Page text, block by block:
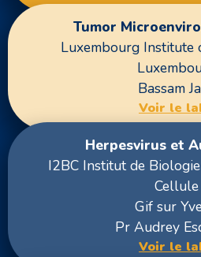
Tumor
Luxembourg Institute
Bassam
Voir le
Herpesvirus et
I2BC Institut de
Cellule
Gif sur
Pr Audrey
Voir le